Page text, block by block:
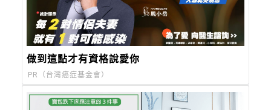
做到這點才有資格說愛你
PR（台灣癌症基金會）